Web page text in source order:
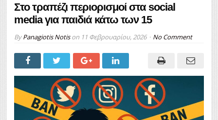
Στο τραπέζι περιορισμοί στα social
media για παιδιά κάτω των 15
ByPanagiotis Notison 11 Φεβρουαρίου, 2026 No Comment